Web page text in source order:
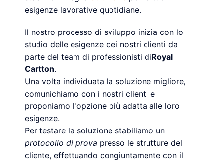
esigenze lavorative quotidiane.
Il nostro processo di sviluppo inizia con lo
studio delle esigenze dei nostri clienti da
parte del team di professionisti diRoyal
Cartton.
Una volta individuata la soluzione migliore,
comunichiamo con i nostri clienti e
proponiamo l'opzione più adatta alle loro
esigenze.
Per testare la soluzione stabiliamo un
protocollo di prova presso le strutture del
cliente, effettuando congiuntamente con il